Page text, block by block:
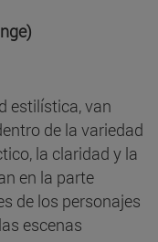
estilística, van
de la variedad
la claridad y la
en la parte
de los personajes
escenas